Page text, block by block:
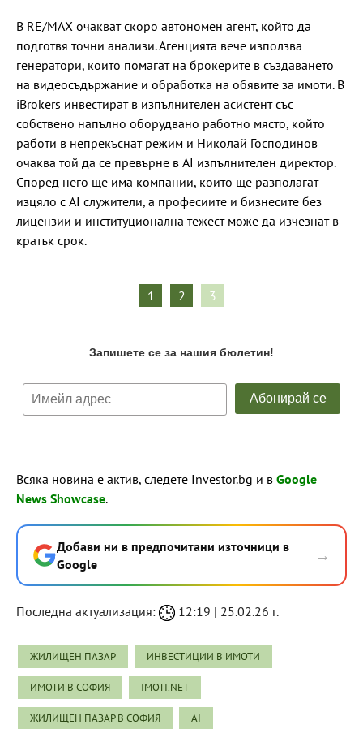
В RE/MAX очакват скоро автономен агент, който да
подготвя точни анализи. Агенцията вече използва
генератори, които помагат на брокерите в създаването
на видеосъдържание и обработка на обявите за имоти. В
iBrokers инвестират в изпълнителен асистент със
собствено напълно оборудвано работно място, който
работи в непрекъснат режим и Николай Господинов
очаква той да се превърне в AI изпълнителен директор.
Според него ще има компании, които ще разполагат
изцяло с AI служители, а професиите и бизнесите без
лицензии и институционална тежест може да изчезнат в
кратък срок.
1 2 3
Всяка новина е актив, следете Investor.bg и в Google
News Showcase.
Добави ни в предпочитани източници в
Google
→
Последна актуализация: 12:19 | 25.02.26 г.
ЖИЛИЩЕН ПАЗАР ИНВЕСТИЦИИ В ИМОТИ
ИМОТИ В СОФИЯ IMOTI.NET
ЖИЛИЩЕН ПАЗАР В СОФИЯ AI